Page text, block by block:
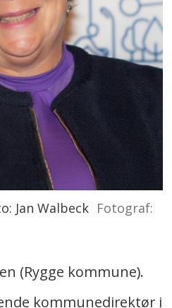
Jan Walbeck Fotograf:
(Rygge kommune).
kommunedirektør i